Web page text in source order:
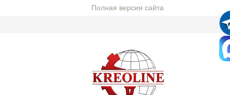
Полная версия сайта